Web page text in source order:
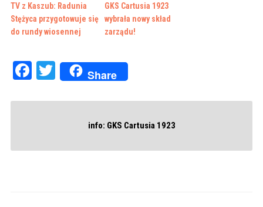
TV z Kaszub: Radunia
Stężyca przygotowuje się
do rundy wiosennej
GKS Cartusia 1923
wybrała nowy skład
zarządu!
Facebook
Twitter
Share
info: GKS Cartusia 1923